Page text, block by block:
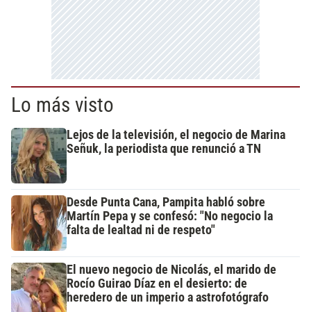
Lo más visto
Lejos de la televisión, el negocio de Marina
Señuk, la periodista que renunció a TN
Desde Punta Cana, Pampita habló sobre
Martín Pepa y se confesó: "No negocio la
falta de lealtad ni de respeto"
El nuevo negocio de Nicolás, el marido de
Rocío Guirao Díaz en el desierto: de
heredero de un imperio a astrofotógrafo